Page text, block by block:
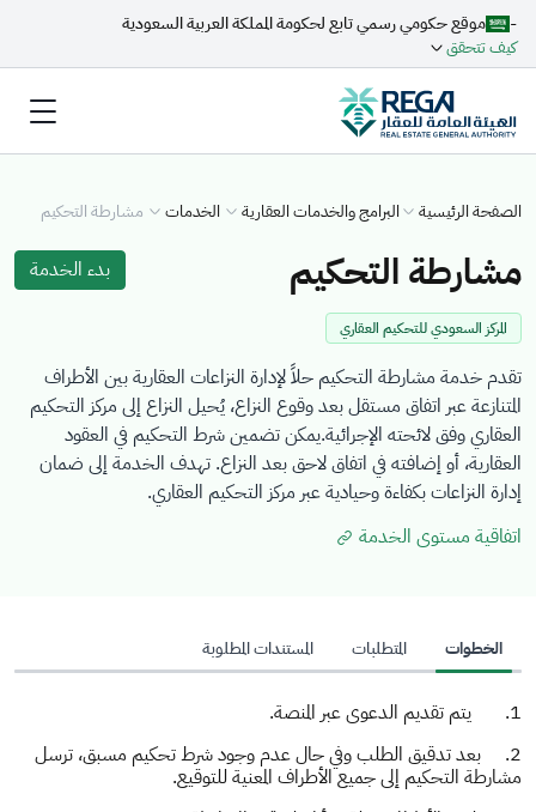
-
موقع حكومي رسمي تابع لحكومة المملكة العربية السعودية
كيف تتحقق
الصفحة الرئيسية البرامج والخدمات العقارية الخدمات مشارطة التحكيم
مشارطة التحكيم بدء الخدمة
المركز السعودي للتحكيم العقاري
تقدم خدمة مشارطة التحكيم حلاً لإدارة النزاعات العقارية بين الأطراف
المتنازعة عبر اتفاق مستقل بعد وقوع النزاع، يُحيل النزاع إلى مركز التحكيم
العقاري وفق لائحته الإجرائية.يمكن تضمين شرط التحكيم في العقود
العقارية، أو إضافته في اتفاق لاحق بعد النزاع. تهدف الخدمة إلى ضمان
إدارة النزاعات بكفاءة وحيادية عبر مركز التحكيم العقاري.
اتفاقية مستوى الخدمة
الخطوات المتطلبات المستندات المطلوبة
1.
يتم تقديم الدعوى عبر المنصة.
2.
بعد تدقيق الطلب وفي حال عدم وجود شرط تحكيم مسبق، ترسل
مشارطة التحكيم إلى جميع الأطراف المعنية للتوقيع.